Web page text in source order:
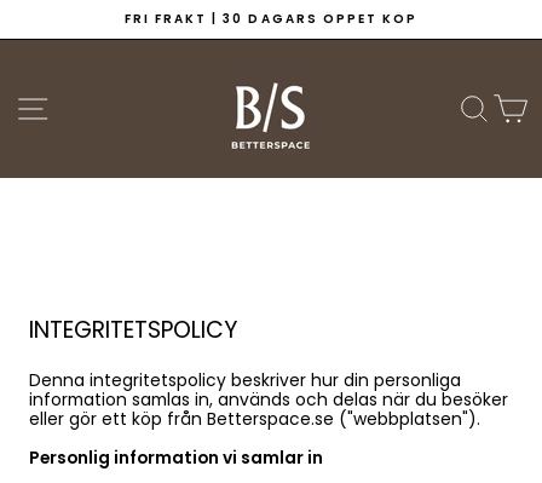
innehållet
Pausa
FRI FRAKT | 30 DAGARS ÖPPET KÖP
WEBBPLATSNAVIGERING SÖK
INTEGRITETSPOLICY
Denna integritetspolicy beskriver hur din personliga
information samlas in, används och delas när du besöker
eller gör ett köp från Betterspace.se ("webbplatsen").
Personlig information vi samlar in